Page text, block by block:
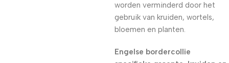
worden verminderd door het
gebruik van kruiden, wortels,
bloemen en planten.
Engelse bordercollie